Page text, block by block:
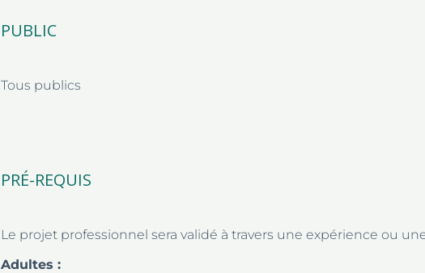
PUBLIC
Tous publics
PRÉ-REQUIS
Le projet professionnel sera validé à travers une expérience ou
Adultes :